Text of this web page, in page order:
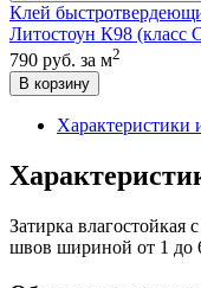
Клей
Литостоун К98 (класс
790 руб. за м2
В корзину
Характеристики
Затирка влагостойкая
швов шириной от 1 до